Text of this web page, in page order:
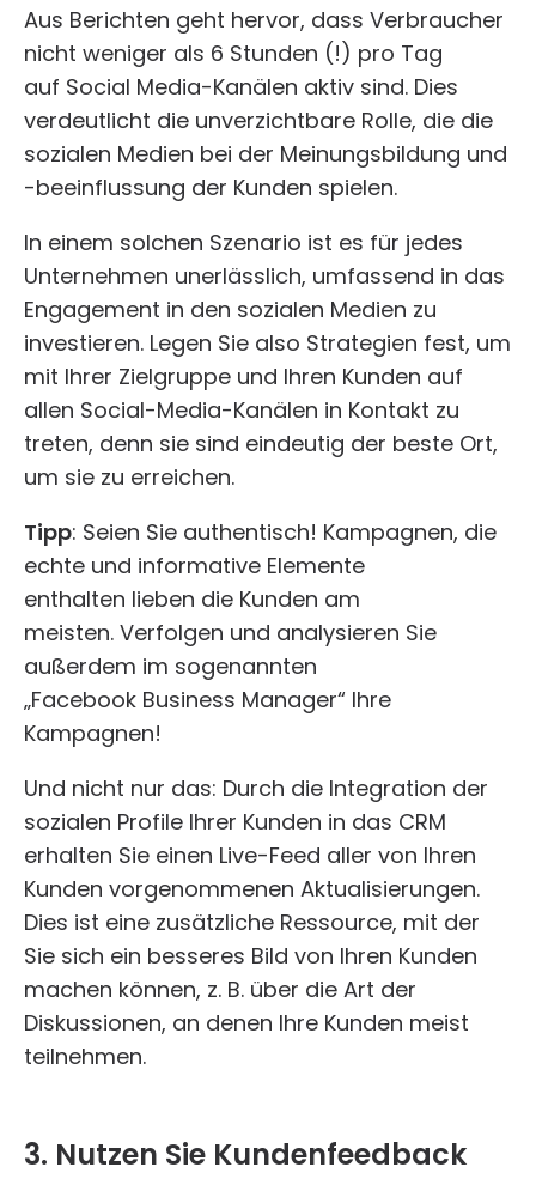
Aus Berichten geht hervor, dass Verbraucher
nicht weniger als 6 Stunden (!) pro Tag
auf Social Media-Kanälen aktiv sind. Dies
verdeutlicht die unverzichtbare Rolle, die die
sozialen Medien bei der Meinungsbildung und
-beeinflussung der Kunden spielen.
In einem solchen Szenario ist es für jedes
Unternehmen unerlässlich, umfassend in das
Engagement in den sozialen Medien zu
investieren. Legen Sie also Strategien fest, um
mit Ihrer Zielgruppe und Ihren Kunden auf
allen Social-Media-Kanälen in Kontakt zu
treten, denn sie sind eindeutig der beste Ort,
um sie zu erreichen.
Tipp: Seien Sie authentisch! Kampagnen, die
echte und informative Elemente
enthalten lieben die Kunden am
meisten. Verfolgen und analysieren Sie
außerdem im sogenannten
„Facebook Business Manager“ Ihre
Kampagnen!
Und nicht nur das: Durch die Integration der
sozialen Profile Ihrer Kunden in das CRM
erhalten Sie einen Live-Feed aller von Ihren
Kunden vorgenommenen Aktualisierungen.
Dies ist eine zusätzliche Ressource, mit der
Sie sich ein besseres Bild von Ihren Kunden
machen können, z. B. über die Art der
Diskussionen, an denen Ihre Kunden meist
teilnehmen.
3. Nutzen Sie Kundenfeedback